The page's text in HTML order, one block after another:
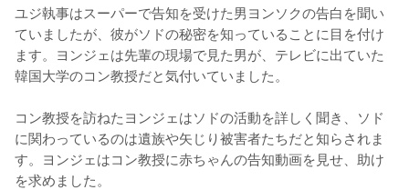
ユジ執事はスーパーで告知を受けた男ヨンソクの告白を聞い
ていましたが、彼がソドの秘密を知っていることに目を付け
ます。ヨンジェは先輩の現場で見た男が、テレビに出ていた
韓国大学のコン教授だと気付いていました。
コン教授を訪ねたヨンジェはソドの活動を詳しく聞き、ソド
に関わっているのは遺族や矢じり被害者たちだと知らされま
す。ヨンジェはコン教授に赤ちゃんの告知動画を見せ、助け
を求めました。